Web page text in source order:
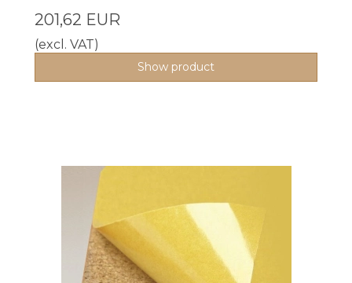
201,62 EUR
(excl. VAT)
Show product